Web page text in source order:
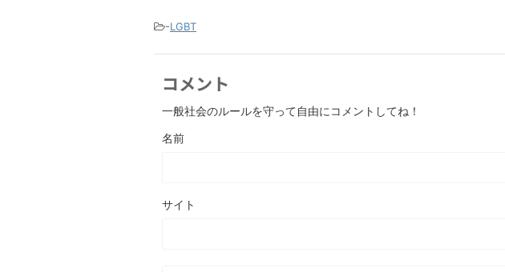
-LGBT
コメント
一般社会のルールを守って自由にコメントしてね！
名前
サイト